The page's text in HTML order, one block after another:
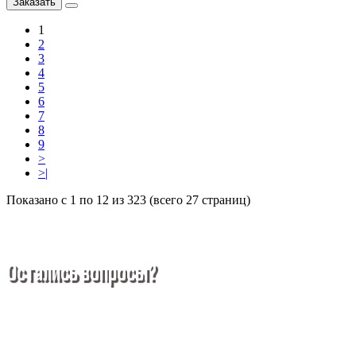
1
2
3
4
5
6
7
8
9
>
>|
Показано с 1 по 12 из 323 (всего 27 страниц)
Остались вопросы?